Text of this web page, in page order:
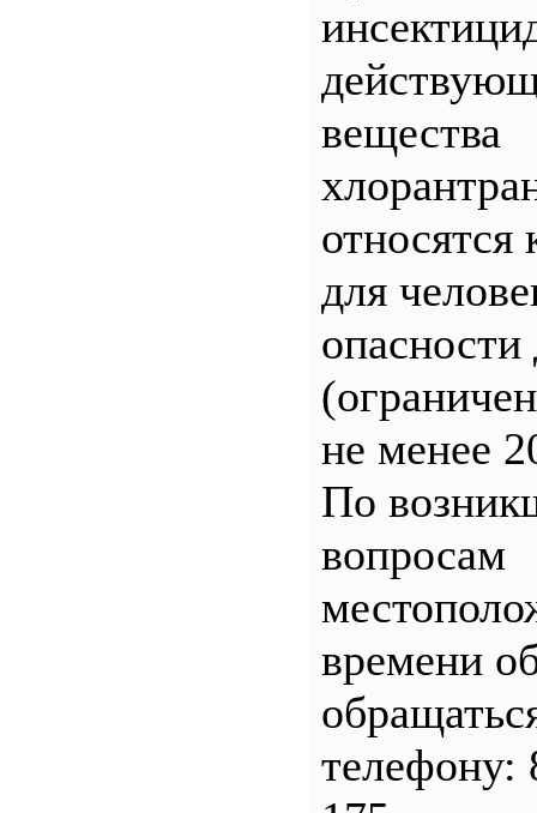
вещества
относятся
для
опасности
не менее
По
вопросам
времени
телефону: